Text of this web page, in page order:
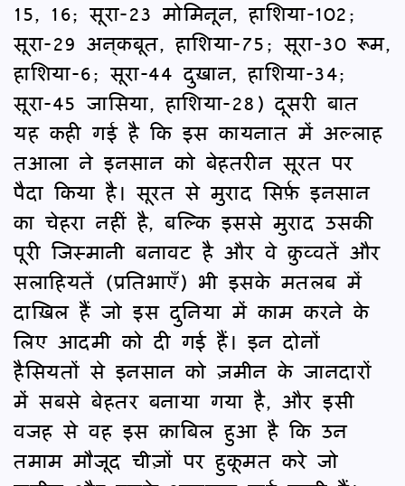
15, 16; सूरा-23 मोमिनून, हाशिया-102;
सूरा-29 अन्‌कबूत, हाशिया-75; सूरा-30 रूम,
हाशिया-6; सूरा-44 दुख़ान, हाशिया-34;
सूरा-45 जासिया, हाशिया-28) दूसरी बात
यह कही गई है कि इस कायनात में अल्लाह
तआला ने इनसान को बेहतरीन सूरत पर
पैदा किया है। सूरत से मुराद सिर्फ़ इनसान
का चेहरा नहीं है, बल्कि इससे मुराद उसकी
पूरी जिस्मानी बनावट है और वे क़ुव्वतें और
सलाहियतें (प्रतिभाएँ) भी इसके मतलब में
दाख़िल हैं जो इस दुनिया में काम करने के
लिए आदमी को दी गई हैं। इन दोनों
हैसियतों से इनसान को ज़मीन के जानदारों
में सबसे बेहतर बनाया गया है, और इसी
वजह से वह इस क़ाबिल हुआ है कि उन
तमाम मौजूद चीज़ों पर हुकूमत करे जो